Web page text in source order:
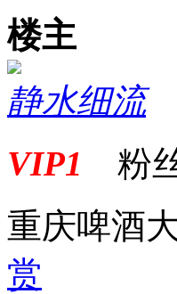
楼主
静水细流
VIP1 粉
重庆啤酒
赏